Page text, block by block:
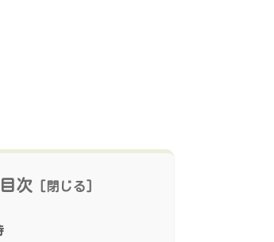
次